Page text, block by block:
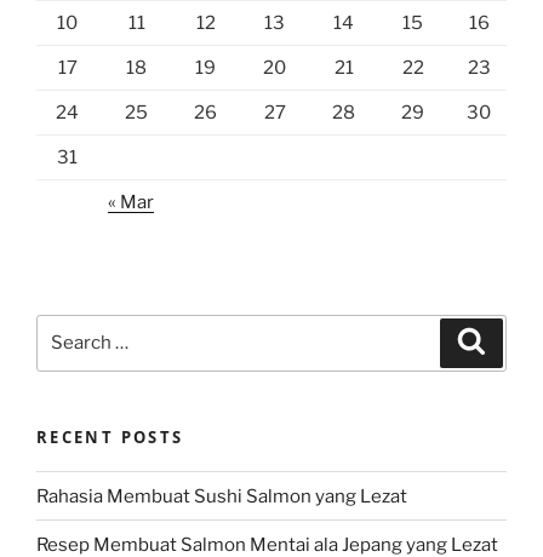
10 11 12 13 14 15 16
17 18 19 20 21 22 23
24 25 26 27 28 29 30
31
« Mar
RECENT POSTS
Rahasia Membuat Sushi Salmon yang Lezat
Resep Membuat Salmon Mentai ala Jepang yang Lezat